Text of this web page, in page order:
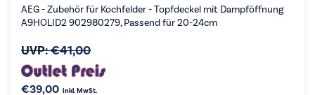
AEG - Zubehör für Kochfelder - Topfdeckel mit Dampföffnung
A9HOLID2 902980279, Passend für 20-24cm
UVP:€41,00
€39,00 inkl. MwSt.